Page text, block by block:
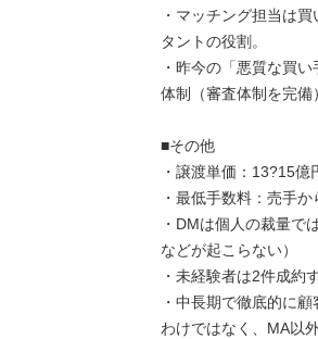
・マッチング担当は
タントの役割。
・昨今の「悪質な買
体制（審査体制を完備）
■その他
・譲渡単価：13?15億
・最低手数料：売手
・DMは個人の裁量で
などが起こらない）
・未経験者は2件成約
・中長期で徹底的に
わけではなく、MA以